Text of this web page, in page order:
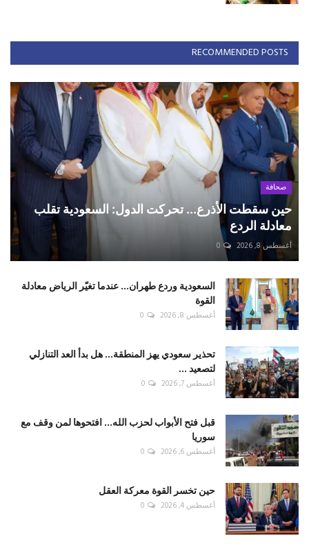
RECOMMENDED POSTS
صحافة
حين سقطت الأذرع... تحركت الدول: السعودية تقلب
معادلة الردع
أغسطس 8, 2026 0
السعودية وردع طهران... عندما تغيّر الرياض معادلة
القوة
أغسطس 8, 2026 0
تحذير سعودي يهز المنطقة... هل بدأ العد التنازلي
لتصعيد ...
أغسطس 7, 2026 0
قبل فتح الأبواب لحزب الله... افتحوها لمن وقف مع
سوريا
أغسطس 6, 2026 0
حين تخسر القوة معركة العقل
أغسطس 4, 2026 0